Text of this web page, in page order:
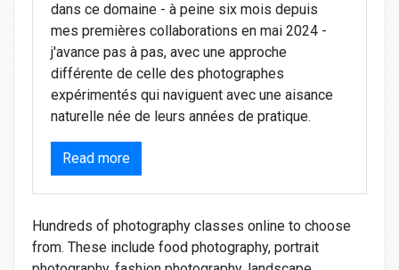
dans ce domaine - à peine six mois depuis
mes premières collaborations en mai 2024 -
j'avance pas à pas, avec une approche
différente de celle des photographes
expérimentés qui naviguent avec une aisance
naturelle née de leurs années de pratique.
Read more
Hundreds of photography classes online to choose
from. These include food photography, portrait